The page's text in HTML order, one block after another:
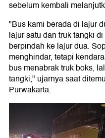
sebelum kembali
"Bus kami berada di lajur
lajur satu dan truk tangki
berpindah ke lajur dua.
menghindar, tetapi
bus menabrak truk boks,
tangki," ujarnya saat
Purwakarta.